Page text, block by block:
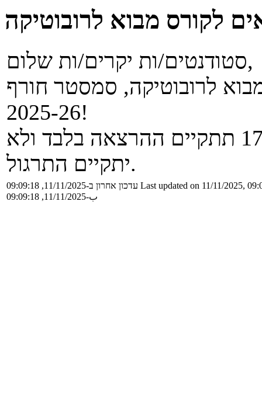
לקורס מבוא לרובוטיקה
סטודנטים/ות יקרים/ות שלום,
לרובוטיקה, סמסטר חורף
2025-26!
היום, יום שלישי 4/11 בשעה 17:30 תתקיים ההרצאה בלבד ולא
יתקיים התרגול.
עדכון אחרון ב-11/11/2025, 09:09:18 Last updated on 11/11/2025,
ب-11/11/2025, 09:09:18